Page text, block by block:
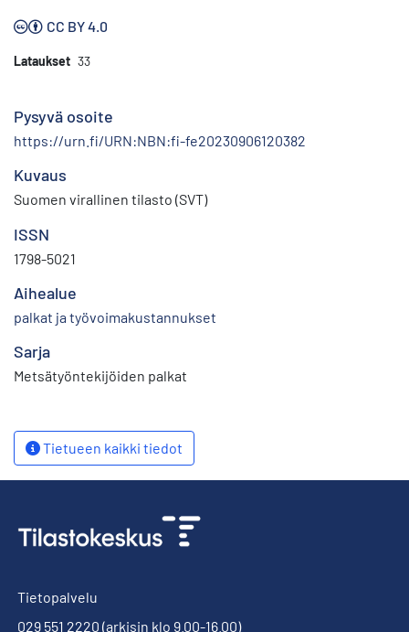
CC BY 4.0
Lataukset 33
Pysyvä osoite
https://urn.fi/URN:NBN:fi-fe20230906120382
Kuvaus
Suomen virallinen tilasto (SVT)
ISSN
1798-5021
Aihealue
palkat ja työvoimakustannukset
Sarja
Metsätyöntekijöiden palkat
Tietueen kaikki tiedot
Tietopalvelu
029 551 2220 (arkisin klo 9.00-16.00)